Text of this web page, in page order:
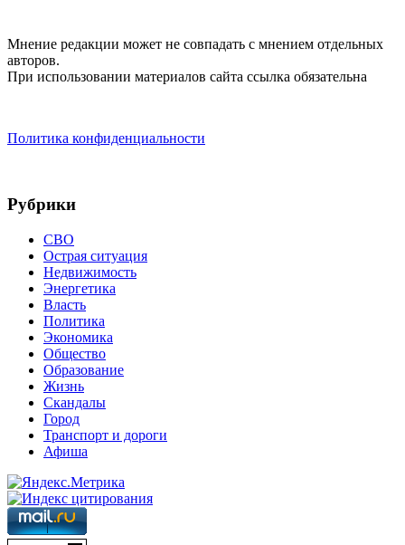
Мнение редакции может не совпадать с мнением отдельных
авторов.
При использовании материалов сайта ссылка обязательна
Политика конфиденциальности
Рубрики
СВО
Острая ситуация
Недвижимость
Энергетика
Власть
Политика
Экономика
Общество
Образование
Жизнь
Скандалы
Город
Транспорт и дороги
Афиша